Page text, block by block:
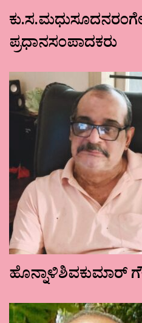
ಪ್ರಧಾನಸಂಪಾದಕರು
ಹೊನ್ನಾಳಿಶಿವಕುಮಾರ್